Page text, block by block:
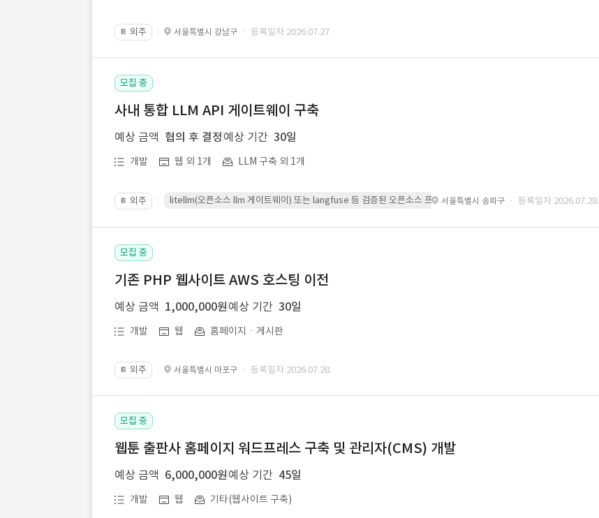
📔 외주 서울특별시 강남구 · 등록일자 2026.07.27.
모집 중
사내 통합 LLM API 게이트웨이 구축
예상 금액 협의 후 결정 예상 기간 30일
개발 웹 외 1개 LLM 구축 외 1개
📔 외주 litellm(오픈소스 llm 게이트웨이) 또는 langfuse 등 검증된 오픈소스 프레임워크를 기반으로 시스템을 구축
서울특별시 송파구 · 등록일자 2026.07.28.
모집 중
기존 PHP 웹사이트 AWS 호스팅 이전
예상 금액 1,000,000원 예상 기간 30일
개발 웹 홈페이지ㆍ게시판
📔 외주 서울특별시 마포구 · 등록일자 2026.07.28.
모집 중
웹툰 출판사 홈페이지 워드프레스 구축 및 관리자(CMS) 개발
예상 금액 6,000,000원 예상 기간 45일
개발 웹 기타(웹사이트 구축)